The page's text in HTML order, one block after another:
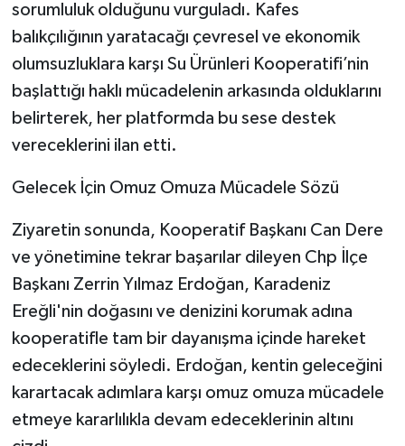
sorumluluk olduğunu vurguladı. Kafes
balıkçılığının yaratacağı çevresel ve ekonomik
olumsuzluklara karşı Su Ürünleri Kooperatifi’nin
başlattığı haklı mücadelenin arkasında olduklarını
belirterek, her platformda bu sese destek
vereceklerini ilan etti.
​Gelecek İçin Omuz Omuza Mücadele Sözü
​Ziyaretin sonunda, Kooperatif Başkanı Can Dere
ve yönetimine tekrar başarılar dileyen Chp İlçe
Başkanı Zerrin Yılmaz Erdoğan, Karadeniz
Ereğli'nin doğasını ve denizini korumak adına
kooperatifle tam bir dayanışma içinde hareket
edeceklerini söyledi. Erdoğan, kentin geleceğini
karartacak adımlara karşı omuz omuza mücadele
etmeye kararlılıkla devam edeceklerinin altını